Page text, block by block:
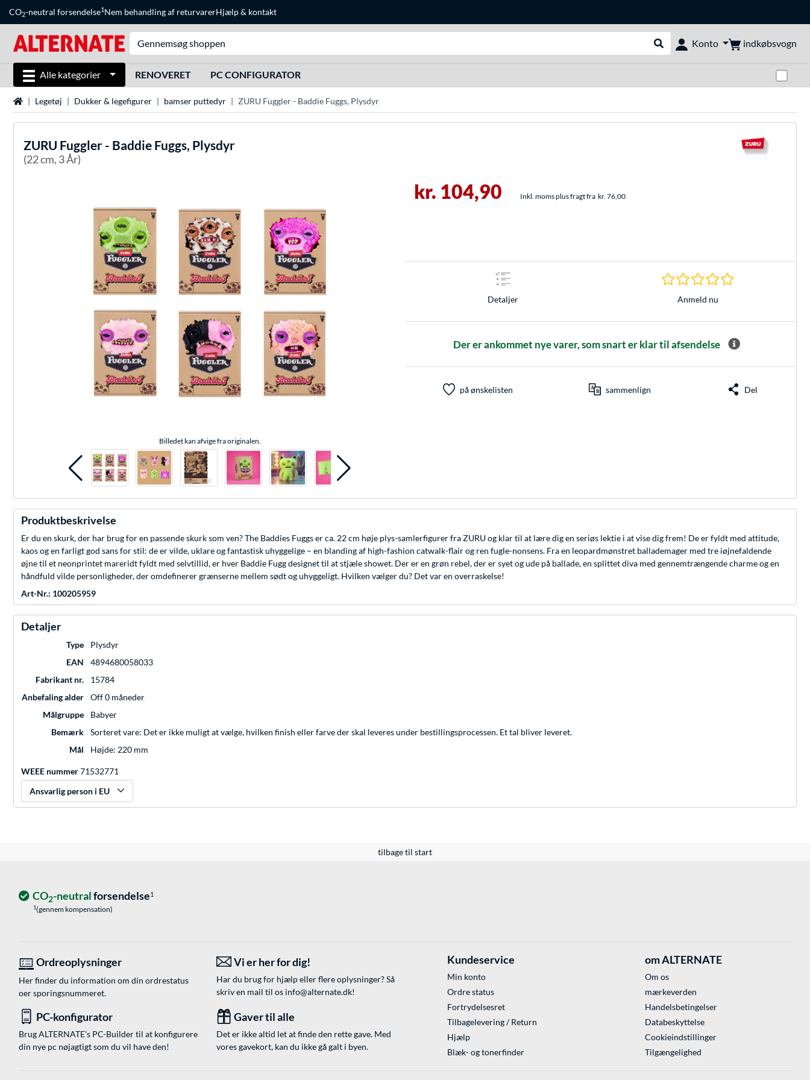
CO2-neutral forsendelse1Nem behandling af returvarerHjælp& kontakt
Udfør søgning
Konto indkøbsvogn
Alle kategorier RENOVERET PC CONFIGURATOR
StartsideLegetøj Dukker & legefigurer bamser puttedyr ZURU Fuggler - Baddie Fuggs, Plysdyr
ZURU Fuggler - Baddie Fuggs, Plysdyr
(22 cm, 3 År)
Billedet kan afvige fra originalen.
kr. 104,90 Inkl. moms plus fragt fra kr. 76,00
Detaljer
0.0 Stjerner hos 0
Anmeld nu
Der er ankommet nye varer, som snart er klar til afsendelse
på ønskelisten sammenlign Del
Produktbeskrivelse
Er du en skurk, der har brug for en passende skurk som ven? The Baddies Fuggs er ca. 22 cm høje plys-samlerfigurer fra ZURU og klar til at lære dig en seriøs lektie i at vise dig frem! De er fyldt med attitude,
kaos og en farligt god sans for stil: de er vilde, uklare og fantastisk uhyggelige – en blanding af high-fashion catwalk-flair og ren fugle-nonsens. Fra en leopardmønstret ballademager med tre iøjnefaldende
øjne til et neonprintet mareridt fyldt med selvtillid, er hver Baddie Fugg designet til at stjæle showet. Der er en grøn rebel, der er syet og ude på ballade, en splittet diva med gennemtrængende charme og en
håndfuld vilde personligheder, der omdefinerer grænserne mellem sødt og uhyggeligt. Hvilken vælger du? Det var en overraskelse!
Art-Nr.: 100205959
Detaljer
Type
Plysdyr
EAN
4894680058033
Fabrikant nr.
15784
Anbefaling alder
Off 0 måneder
Målgruppe
Babyer
Bemærk
Sorteret vare: Det er ikke muligt at vælge, hvilken finish eller farve der skal leveres under bestillingsprocessen. Et tal bliver leveret.
Mål
Højde: 220 mm
WEEE nummer71532771
Ansvarlig person i EU
tilbage til start
CO2-neutralforsendelse1
1(gennem kompensation)
Ordreoplysninger
Her finder du information om din ordrestatus
oer sporingsnummeret.
Vi er her for dig!
Har du brug for hjælp eller flere oplysninger? Så
skriv en mail til os info@alternate.dk!
PC-konfigurator
Brug ALTERNATE's PC-Builder til at konfigurere
din nye pc nøjagtigt som du vil have den!
Gaver til alle
Det er ikke altid let at finde den rette gave. Med
vores gavekort, kan du ikke gå galt i byen.
Kundeservice
Min konto
Ordre status
Fortrydelsesret
Tilbagelevering / Return
Hjælp
Blæk- og tonerfinder
om ALTERNATE
Om os
mærkeverden
Handelsbetingelser
Databeskyttelse
Cookieindstillinger
Tilgængelighed